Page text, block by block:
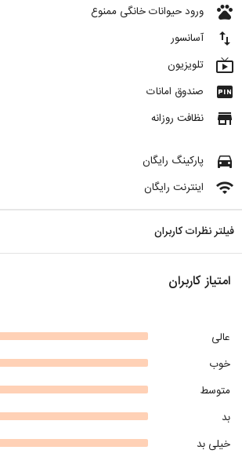
pets ورود حیوانات خانگی ممنوع
import_export آسانسور
live_tv تلویزیون
fiber_pin صندوق امانات
store نظافت روزانه
directions_car پارکینگ رایگان
wifi اینترنت رایگان
فیلتر نظرات کاربران
امتیاز کاربران
عالی
خوب
متوسط
بد
خیلی بد